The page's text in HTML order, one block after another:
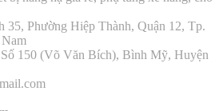
35, Phường Hiệp Thành, Quận 12, Tp.
150 (Võ Văn Bích), Bình Mỹ, Huyện